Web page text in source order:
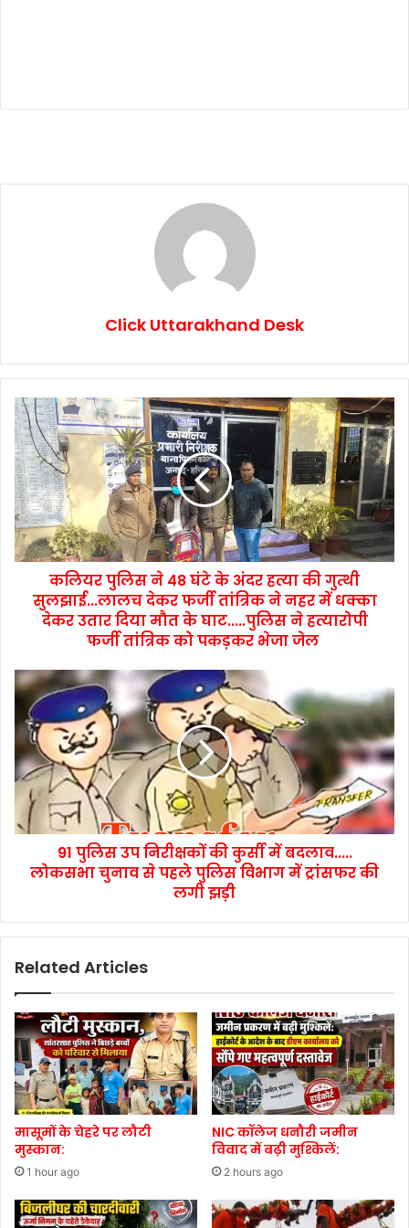
Click Uttarakhand Desk
कलियर पुलिस ने 48 घंटे के अंदर हत्या की गुत्थी
सुलझाई...लालच देकर फर्जी तांत्रिक ने नहर में धक्का
देकर उतार दिया मौत के घाट.....पुलिस ने हत्यारोपी
फर्जी तांत्रिक को पकड़कर भेजा जेल
91 पुलिस उप निरीक्षकों की कुर्सी में बदलाव.....
लोकसभा चुनाव से पहले पुलिस विभाग में ट्रांसफर की
लगी झड़ी
Related Articles
मासूमों के चेहरे पर लौटी
मुस्कान:
1 hour ago
NIC कॉलेज धनौरी जमीन
विवाद में बढ़ी मुश्किलें:
2 hours ago